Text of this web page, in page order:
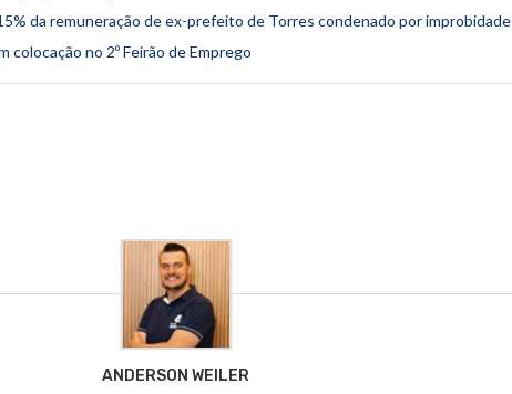
da remuneração de ex-prefeito de Torres condenado por improbidade
colocação no 2º Feirão de Emprego
ANDERSON WEILER